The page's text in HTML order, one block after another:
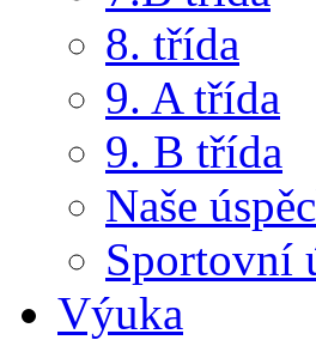
8. třída
9. A třída
9. B třída
Naše
Sportovní
Výuka